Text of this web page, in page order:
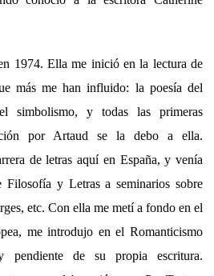
1974. Ella me inició en la lectura de
más me han influido: la poesía del
simbolismo, y todas las primeras
por Artaud se la debo a ella.
de letras aquí en España, y venía
y Letras a seminarios sobre
etc. Con ella me metí a fondo en el
me introdujo en el Romanticismo
pendiente de su propia escritura.